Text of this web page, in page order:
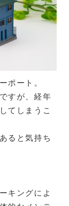
ポート。
すが、経年
てしまうこ
ると気持ち
キングによ